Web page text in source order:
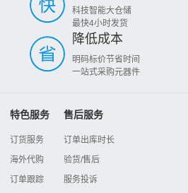
科技智能大仓储
最快4小时发货
降低成本
明码标价节省时间
一站式采购元器件
特色服务
订货服务
海外代购
订单跟踪
售后服务
订单出库时长
验货/售后
服务投诉